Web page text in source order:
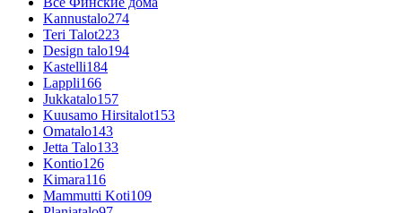
Kannustalo274
Teri Talot223
Design talo194
Kastelli184
Lappli166
Jukkatalo157
Kuusamo Hirsitalot153
Omatalo143
Jetta Talo133
Kontio126
Kimara116
Mammutti Koti109